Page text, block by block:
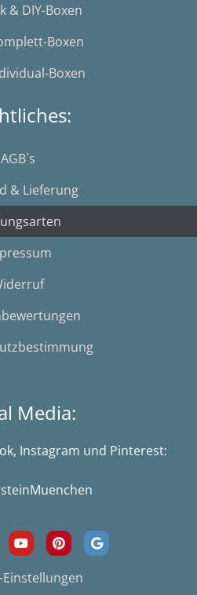
& DIY-Boxen
Boxen
Boxen
AGB´s
& Lieferung
Media:
Instagram und Pinterest:
Y
o
u
t
u
P
i
n
t
e
G
o
o
Einstellungen